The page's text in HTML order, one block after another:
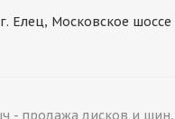
г. Елец, Московское шоссе
продажа дисков и шин,